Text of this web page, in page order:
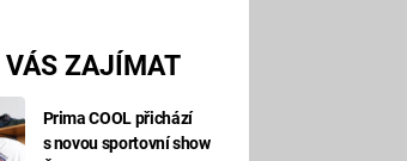
VÁS ZAJÍMAT
Prima COOL přichází
s novou sportovní show